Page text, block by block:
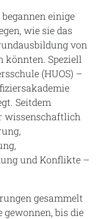
einige
wie sie das
von
Speziell
(HUOS) –
Seitdem
wissenschaftlich
und Konflikte –
gesammelt
bis die